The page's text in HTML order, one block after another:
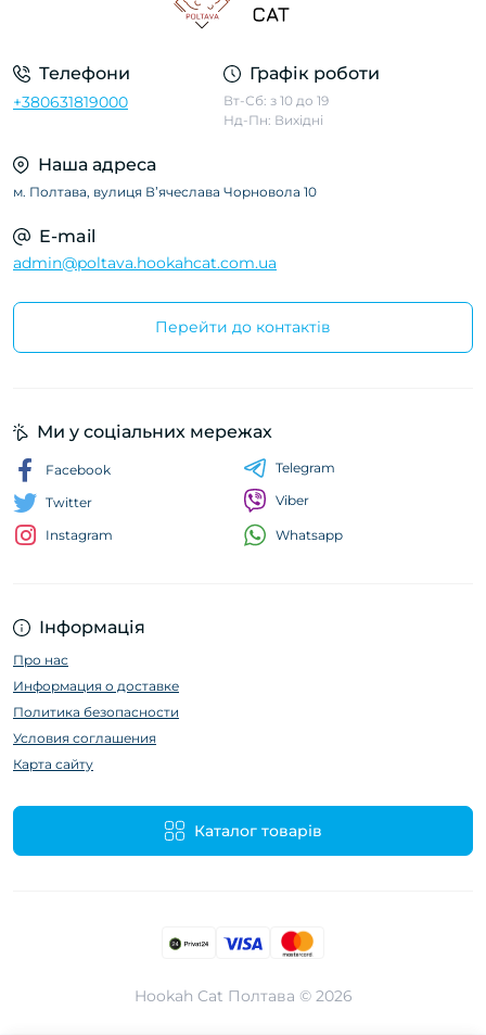
Телефони
+380631819000
Графік роботи
Вт-Сб: з 10 до 19
Нд-Пн: Вихідні
Наша адреса
м. Полтава, вулиця Вʼячеслава Чорновола 10
E-mail
admin@poltava.hookahcat.com.ua
Перейти до контактів
Інформація
Про нас
Информация о доставке
Политика безопасности
Условия соглашения
Карта сайту
Каталог товарів
Ми у соціальних мережах
Facebook
Twitter
Instagram
Telegram
Viber
Whatsapp
Hookah Cat Полтава © 2026